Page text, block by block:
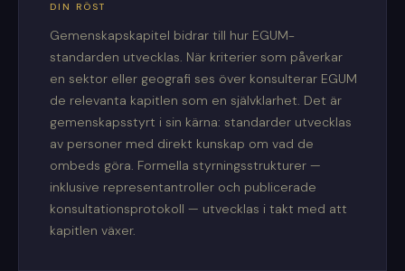
DIN RÖST
Gemenskapskapitel bidrar till hur EGUM-
standarden utvecklas. När kriterier som påverkar
en sektor eller geografi ses över konsulterar EGUM
de relevanta kapitlen som en självklarhet. Det är
gemenskapsstyrt i sin kärna: standarder utvecklas
av personer med direkt kunskap om vad de
ombeds göra. Formella styrningsstrukturer —
inklusive representantroller och publicerade
konsultationsprotokoll — utvecklas i takt med att
kapitlen växer.